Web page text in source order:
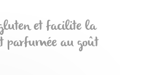
et facilite la
parfumée au goût